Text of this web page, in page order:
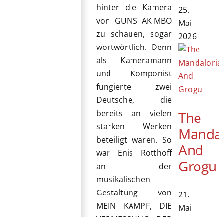
hinter die Kamera
von GUNS AKIMBO
zu schauen, sogar
wortwörtlich. Denn
als Kameramann
und Komponist
fungierte zwei
Deutsche, die
bereits an vielen
starken Werken
beteiligt waren. So
war Enis Rotthoff
an der
musikalischen
Gestaltung von
MEIN KAMPF, DIE
25.
Mai
2026
The
And
Grogu
21.
Mai